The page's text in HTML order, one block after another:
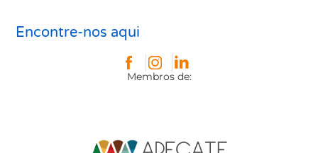
Encontre-nos aqui
Membros de: